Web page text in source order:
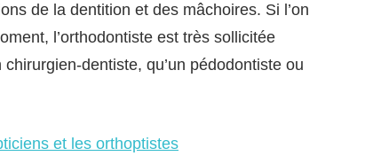
de la dentition et des mâchoires. Si l’on
l’orthodontiste est très sollicitée
dentiste, qu’un pédodontiste ou
et les orthoptistes